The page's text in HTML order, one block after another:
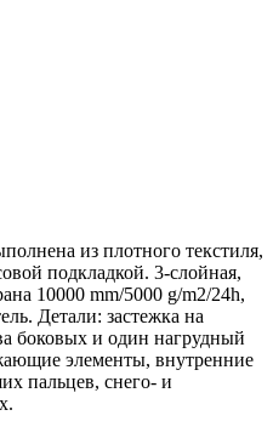
из плотного текстиля,
подкладкой. 3-слойная,
10000 mm/5000 g/m2/24h,
Детали: застежка на
боковых и один нагрудный
элементы, внутренние
пальцев, снего- и